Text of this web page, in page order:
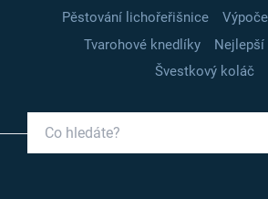
Pěstování lichořeřišnice
Tvarohové knedlíky
Nejlepší
Švestkový koláč